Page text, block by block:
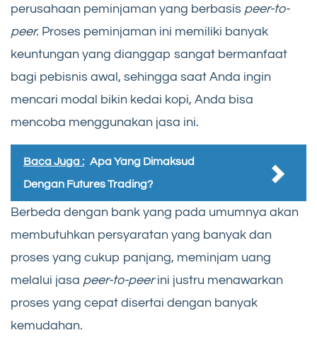
perusahaan peminjaman yang berbasis peer-to-
peer. Proses peminjaman ini memiliki banyak
keuntungan yang dianggap sangat bermanfaat
bagi pebisnis awal, sehingga saat Anda ingin
mencari modal bikin kedai kopi, Anda bisa
mencoba menggunakan jasa ini.
Baca Juga : Apa Yang Dimaksud
Dengan Futures Trading?
Berbeda dengan bank yang pada umumnya akan
membutuhkan persyaratan yang banyak dan
proses yang cukup panjang, meminjam uang
melalui jasa peer-to-peerini justru menawarkan
proses yang cepat disertai dengan banyak
kemudahan.